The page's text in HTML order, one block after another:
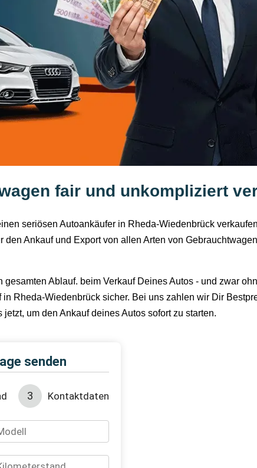
fair und unkompliziert
seriösen Autoankäufer in Rheda-Wiedenbrück
Ankauf und Export von allen Arten von
Ablauf. beim Verkauf Deines Autos - und zwar
Rheda-Wiedenbrück sicher. Bei uns zahlen wir Dir
um den Ankauf deines Autos sofort zu starten.